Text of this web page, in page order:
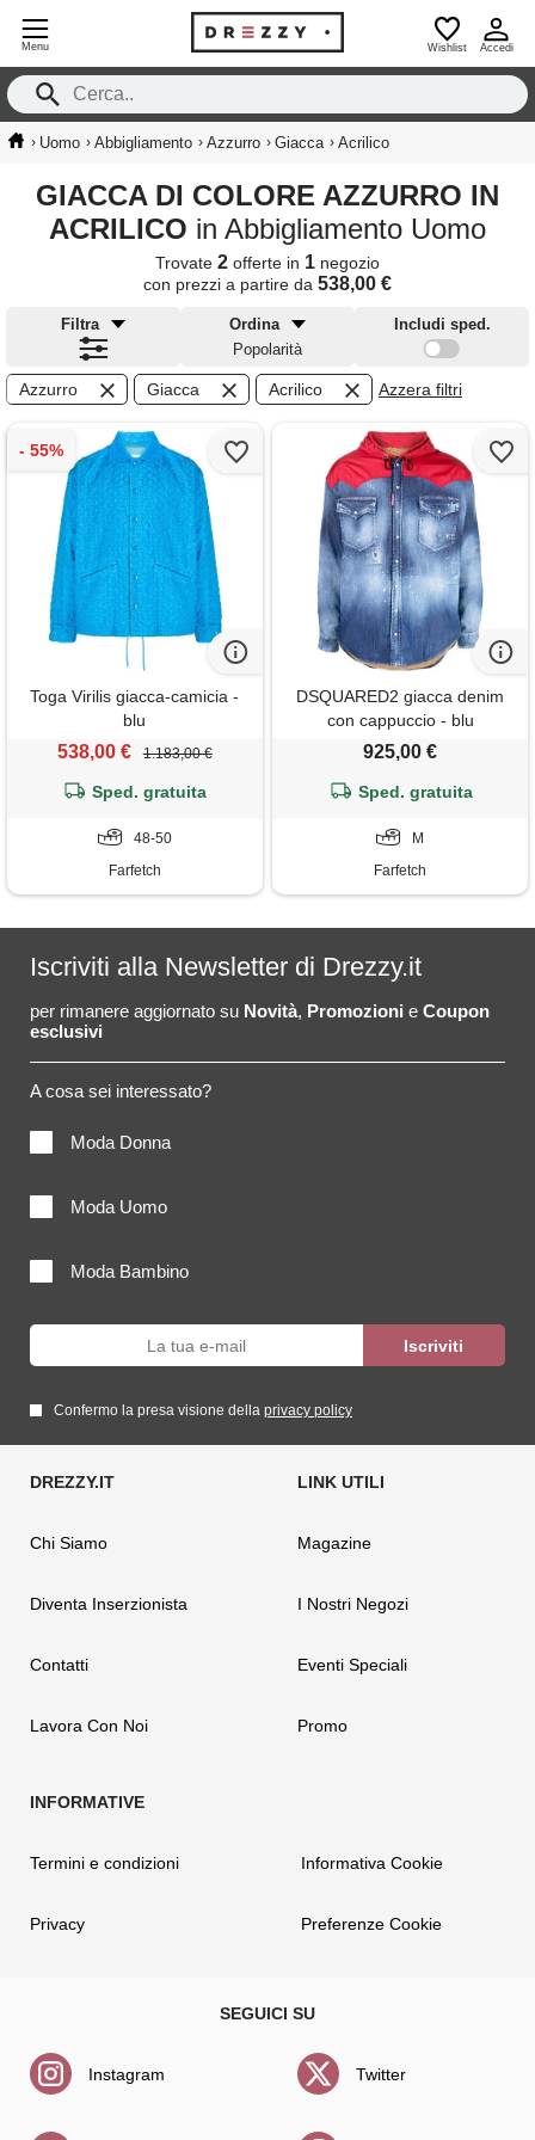
Menu Wishlist Accedi
› Uomo › Abbigliamento › Azzurro › Giacca › Acrilico
GIACCA DI COLORE AZZURRO IN
ACRILICO in Abbigliamento Uomo
Trovate 2 offerte in 1 negozio
con prezzi a partire da 538,00 €
Filtra
Ordina
Popolarità
Includi sped.
Azzurro Giacca Acrilico Azzera filtri
Toga Virilis giacca-camicia -
blu
538,00 € 1.183,00 €
Sped. gratuita
48-50
Farfetch
DSQUARED2 giacca denim
con cappuccio - blu
925,00 €
Sped. gratuita
M
Farfetch
Iscriviti alla Newsletter di Drezzy.it
per rimanere aggiornato su Novità, Promozioni e Coupon
esclusivi
A cosa sei interessato?
Moda Donna
Moda Uomo
Moda Bambino
Confermo la presa visione della privacy policy
Chi Siamo
Diventa Inserzionista
Contatti
Lavora Con Noi
Magazine
I Nostri Negozi
Eventi Speciali
Promo
Termini e condizioni
Privacy
Informativa Cookie
Preferenze Cookie
Instagram Twitter